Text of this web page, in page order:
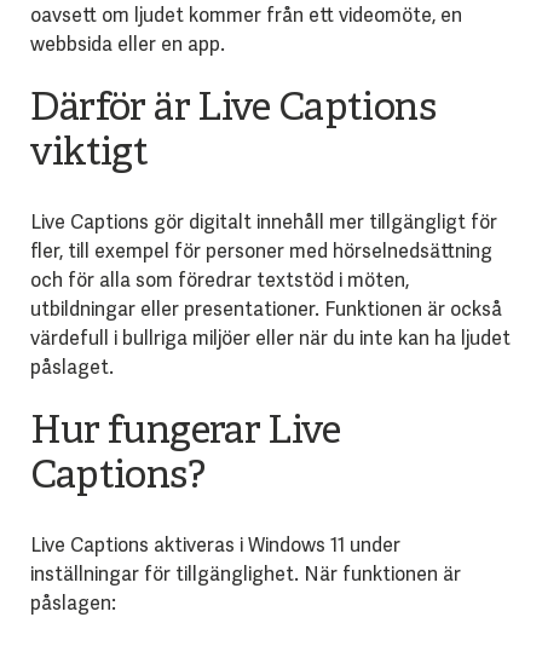
oavsett om ljudet kommer från ett videomöte, en
webbsida eller en app.
Därför är Live Captions
viktigt
Live Captions gör digitalt innehåll mer tillgängligt för
fler, till exempel för personer med hörselnedsättning
och för alla som föredrar textstöd i möten,
utbildningar eller presentationer. Funktionen är också
värdefull i bullriga miljöer eller när du inte kan ha ljudet
påslaget.
Hur fungerar Live
Captions?
Live Captions aktiveras i Windows 11 under
inställningar för tillgänglighet. När funktionen är
påslagen: